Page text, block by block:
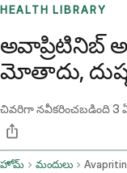
HEALTH LIBRARY
అవాప్రిటినిబ్
మోతాదు,
చివరిగా నవీకరించబడింది3
హోమ్ మందులు